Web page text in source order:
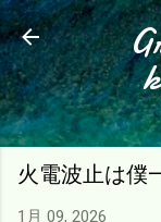
スキッ
火電波止は僕
1月 09, 2026